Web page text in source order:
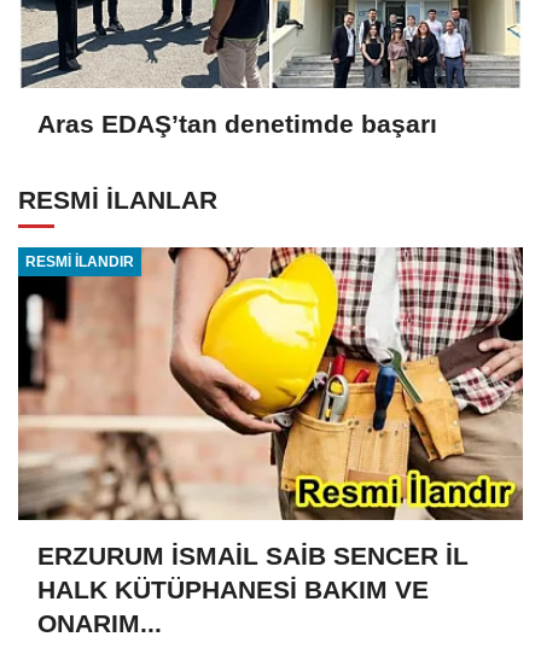
Aras EDAŞ’tan denetimde başarı
RESMİ İLANLAR
RESMİ İLANDIR
ERZURUM İSMAİL SAİB SENCER İL
HALK KÜTÜPHANESİ BAKIM VE
ONARIM...